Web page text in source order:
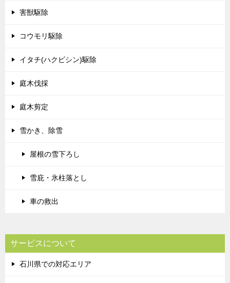
害獣駆除
コウモリ駆除
イタチ(ハクビシン)駆除
庭木伐採
庭木剪定
雪かき、除雪
屋根の雪下ろし
雪庇・氷柱落とし
車の救出
サービスについて
石川県での対応エリア